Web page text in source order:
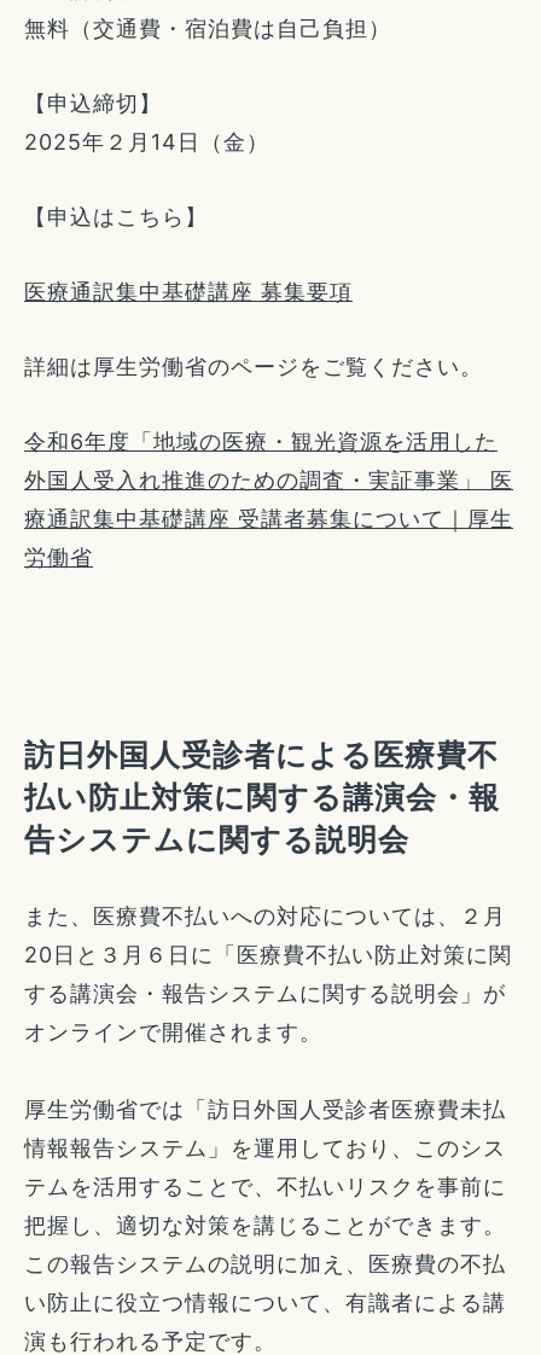
無料（交通費・宿泊費は自己負担）
【申込締切】
2025年２月14日（金）
【申込はこちら】
医療通訳集中基礎講座 募集要項
詳細は厚生労働省のページをご覧ください。
令和6年度「地域の医療・観光資源を活用した
外国人受入れ推進のための調査・実証事業」 医
療通訳集中基礎講座 受講者募集について｜厚生
労働省
訪日外国人受診者による医療費不
払い防止対策に関する講演会・報
告システムに関する説明会
また、医療費不払いへの対応については、２月
20日と３月６日に「医療費不払い防止対策に関
する講演会・報告システムに関する説明会」が
オンラインで開催されます。
厚生労働省では「訪日外国人受診者医療費未払
情報報告システム」を運用しており、このシス
テムを活用することで、不払いリスクを事前に
把握し、適切な対策を講じることができます。
この報告システムの説明に加え、医療費の不払
い防止に役立つ情報について、有識者による講
演も行われる予定です。